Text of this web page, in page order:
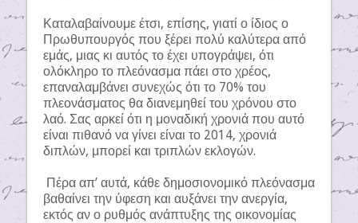
Καταλαβαίνουμε έτσι, επίσης, γιατί ο ίδιος ο
Πρωθυπουργός που ξέρει πολύ καλύτερα από
εμάς, μιας κι αυτός το έχει υπογράψει, ότι
ολόκληρο το πλεόνασμα πάει στο χρέος,
επαναλαμβάνει συνεχώς ότι το 70% του
πλεονάσματος θα διανεμηθεί του χρόνου στο
λαό. Σας αρκεί ότι η μοναδική χρονιά που αυτό
είναι πιθανό να γίνει είναι το 2014, χρονιά
διπλών, μπορεί και τριπλών εκλογών.
Πέρα απ’ αυτά, κάθε δημοσιονομικό πλεόνασμα
βαθαίνει την ύφεση και αυξάνει την ανεργία,
εκτός αν ο ρυθμός ανάπτυξης της οικονομίας